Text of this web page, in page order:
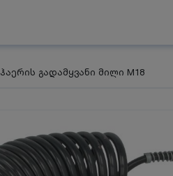
ჰაერის გადამყვანი მილი M18